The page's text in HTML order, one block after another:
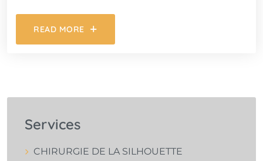
READ MORE
Services
CHIRURGIE DE LA SILHOUETTE